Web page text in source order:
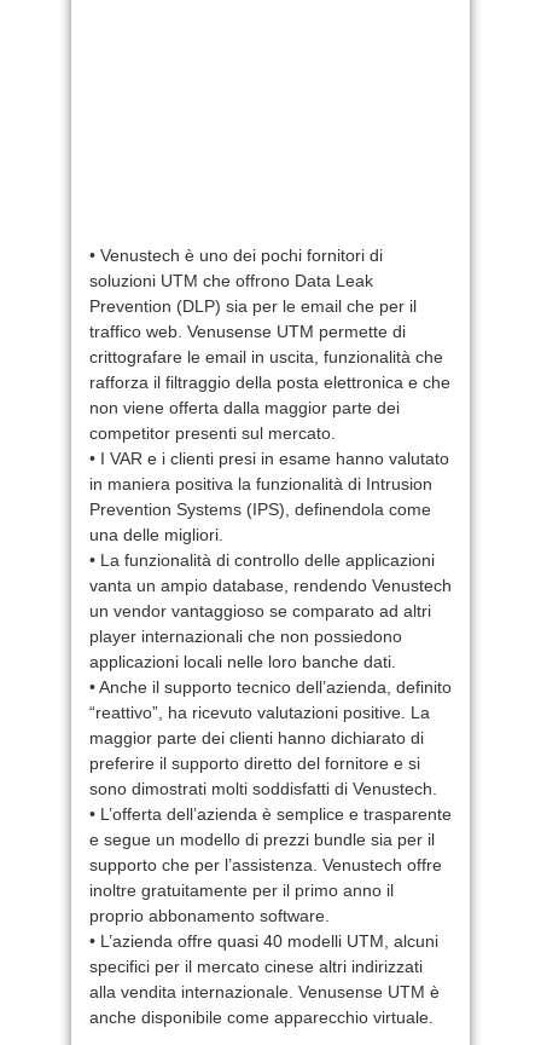
• Venustech è uno dei pochi fornitori di
soluzioni UTM che offrono Data Leak
Prevention (DLP) sia per le email che per il
traffico web. Venusense UTM permette di
crittografare le email in uscita, funzionalità che
rafforza il filtraggio della posta elettronica e che
non viene offerta dalla maggior parte dei
competitor presenti sul mercato.
• I VAR e i clienti presi in esame hanno valutato
in maniera positiva la funzionalità di Intrusion
Prevention Systems (IPS), definendola come
una delle migliori.
• La funzionalità di controllo delle applicazioni
vanta un ampio database, rendendo Venustech
un vendor vantaggioso se comparato ad altri
player internazionali che non possiedono
applicazioni locali nelle loro banche dati.
• Anche il supporto tecnico dell’azienda, definito
“reattivo”, ha ricevuto valutazioni positive. La
maggior parte dei clienti hanno dichiarato di
preferire il supporto diretto del fornitore e si
sono dimostrati molti soddisfatti di Venustech.
• L’offerta dell’azienda è semplice e trasparente
e segue un modello di prezzi bundle sia per il
supporto che per l’assistenza. Venustech offre
inoltre gratuitamente per il primo anno il
proprio abbonamento software.
• L’azienda offre quasi 40 modelli UTM, alcuni
specifici per il mercato cinese altri indirizzati
alla vendita internazionale. Venusense UTM è
anche disponibile come apparecchio virtuale.